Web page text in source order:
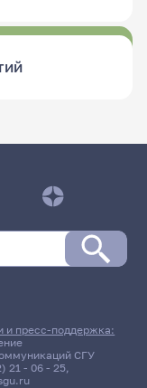
и пресс-поддержка:
СГУ
21 - 06 - 25,